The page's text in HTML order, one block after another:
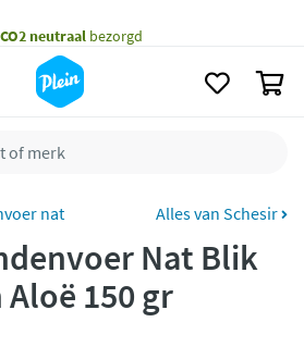
uiterlijkzaterdag
Gratisretourneren
Betaal met Klarna
nat Alles van Schesir
Nat Blik
150 gr